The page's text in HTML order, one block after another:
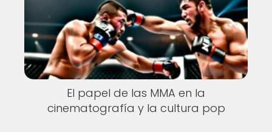
El papel de las MMA en la
cinematografía y la cultura pop